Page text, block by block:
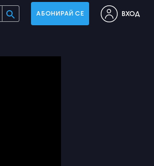
АБОНИРАЙ СЕ ВХОД